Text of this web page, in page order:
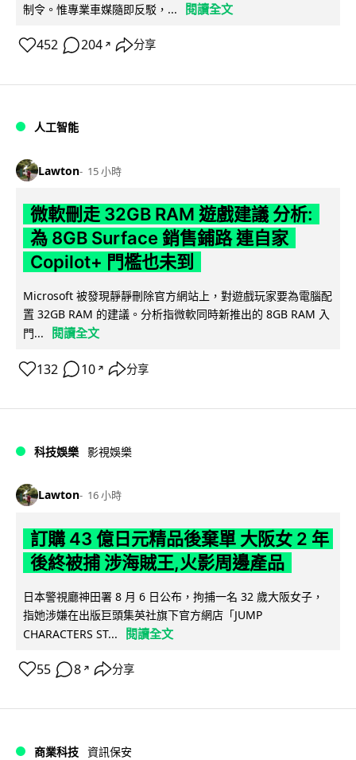
制令。惟專業車媒隨即反駁，...
閱讀全文
452 204 ↗ 分享
人工智能
Lawton 15 小時
微軟刪走 32GB RAM 遊戲建議 分析:
為 8GB Surface 銷售鋪路 連自家
Copilot+ 門檻也未到
Microsoft 被發現靜靜刪除官方網站上，對遊戲玩家要為電腦配
置 32GB RAM 的建議。分析指微軟同時新推出的 8GB RAM 入
門...
閱讀全文
132 10 ↗ 分享
科技娛樂 影視娛樂
Lawton 16 小時
訂購 43 億日元精品後棄單 大阪女 2 年
後終被捕 涉海賊王,火影周邊產品
日本警視廳神田署 8 月 6 日公布，拘捕一名 32 歲大阪女子，
指她涉嫌在出版巨頭集英社旗下官方網店「JUMP
CHARACTERS ST...
閱讀全文
55 8 ↗ 分享
商業科技 資訊保安